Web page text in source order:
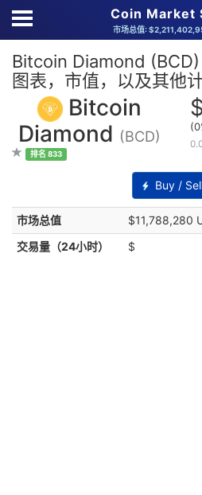
Coin Market
市场总值:
Bitcoin Diamond (BCD)
图表，市值，以及其他
Bitcoin
Diamond (BCD)
排名 833
Buy /
市场总值
$11,788,280
交易量（24小时）
$